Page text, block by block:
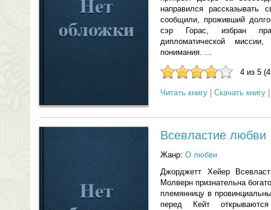
направился рассказывать
сообщили, проживший
сэр Горас, избран
дипломатической
понимания. ...
4 из 5
Читать книгу Скачать книгу
Всевластие любви
Жанр: О любви
Джорджетт Хейер
Молверн признательна
племянницу в
перед Кейт